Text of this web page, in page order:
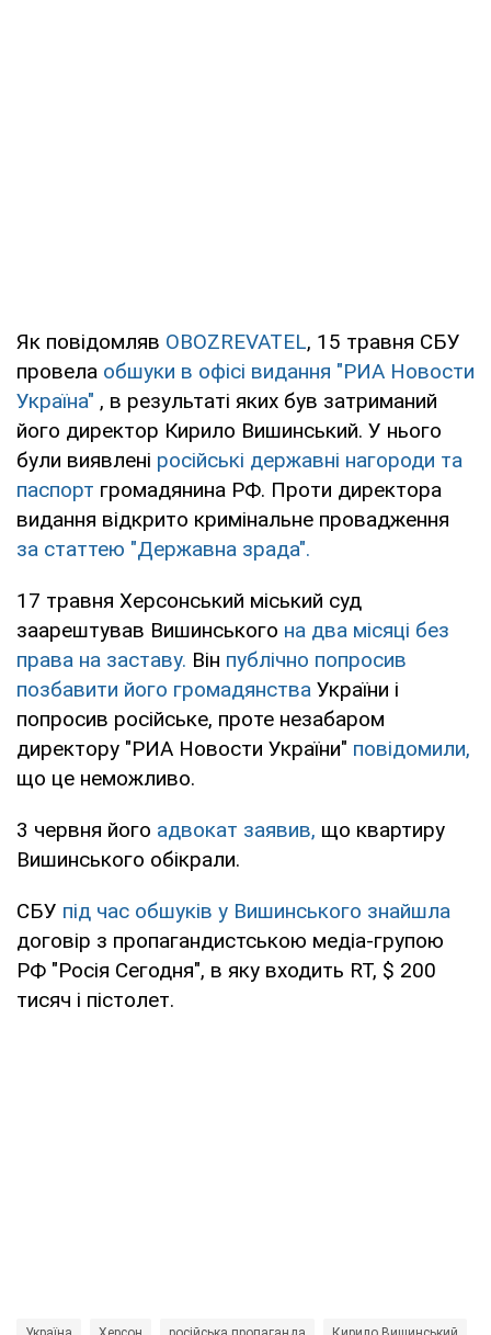
Як повідомляв OBOZREVATEL, 15 травня СБУ
провела обшуки в офісі видання "РИА Новости
Україна" , в результаті яких був затриманий
його директор Кирило Вишинський. У нього
були виявлені російські державні нагороди та
паспорт громадянина РФ. Проти директора
видання відкрито кримінальне провадження
за статтею "Державна зрада".
17 травня Херсонський міський суд
заарештував Вишинського на два місяці без
права на заставу. Він публічно попросив
позбавити його громадянства України і
попросив російське, проте незабаром
директору "РИА Новости України" повідомили,
що це неможливо.
3 червня його адвокат заявив, що квартиру
Вишинського обікрали.
СБУ під час обшуків у Вишинського знайшла
договір з пропагандистською медіа-групою
РФ "Росія Сегодня", в яку входить RT, $ 200
тисяч і пістолет.